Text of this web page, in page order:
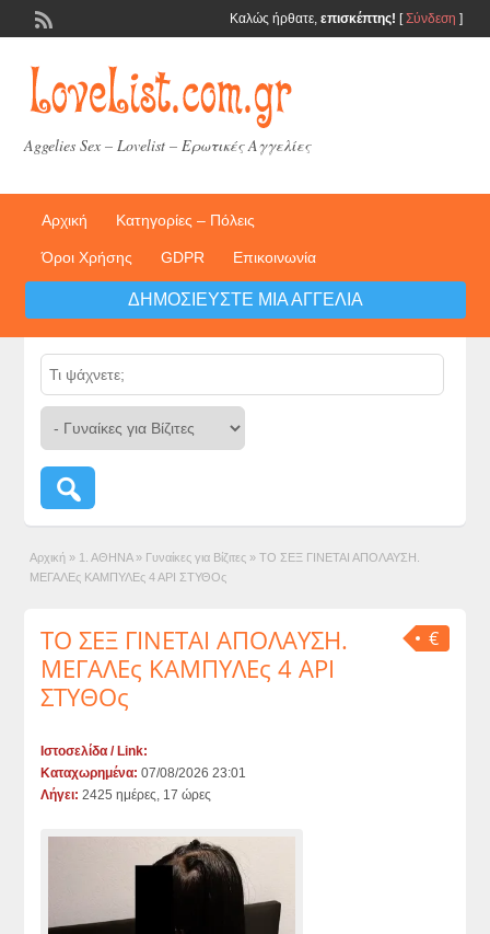
Καλώς ήρθατε, επισκέπτης! [Σύνδεση ]
Aggelies Sex – Lovelist – Ερωτικές Αγγελίες
Αρχική Κατηγορίες – Πόλεις
Όροι Χρήσης GDPR Επικοινωνία
ΔΗΜΟΣΙΕΎΣΤΕ ΜΙΑ ΑΓΓΕΛΊΑ
Αρχική » 1. ΑΘΗΝΑ » Γυναίκες για Βίζιτες » ΤΟ ΣΕΞ ΓΙΝΕΤΑΙ ΑΠΟΛΑΥΣΗ.
ΜΕΓΑΛΕς ΚΑΜΠΥΛΕς 4 ΑΡΙ ΣΤΥΘΟς
€
ΤΟ ΣΕΞ ΓΙΝΕΤΑΙ ΑΠΟΛΑΥΣΗ.
ΜΕΓΑΛΕς ΚΑΜΠΥΛΕς 4 ΑΡΙ
ΣΤΥΘΟς
Ιστοσελίδα / Link:
Καταχωρημένα: 07/08/2026 23:01
Λήγει: 2425 ημέρες, 17 ώρες